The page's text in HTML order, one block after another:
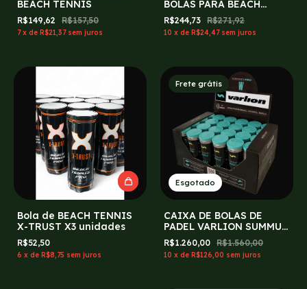
BEACH TENNIS
R$149,62 R$157,50
7 x de R$21,37 sem juros
BOLAS PARA BEACH
TENNIS X-TRUST
R$244,73 R$271,92
10 x de R$24,47 sem juros
Bola de BEACH TENNIS
X-TRUST X3 unidades
R$52,50
6 x de R$8,75 sem juros
Esgotado
Frete grátis
CAIXA DE BOLAS DE
PADEL VARLION SUMMUM
PRO W X24 TUBOS X3
BOLAS CADA
R$1.260,00 R$1.560,00
10 x de R$126,00 sem juros